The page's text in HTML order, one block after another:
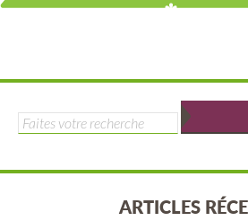
Rechercher :
ARTICLES